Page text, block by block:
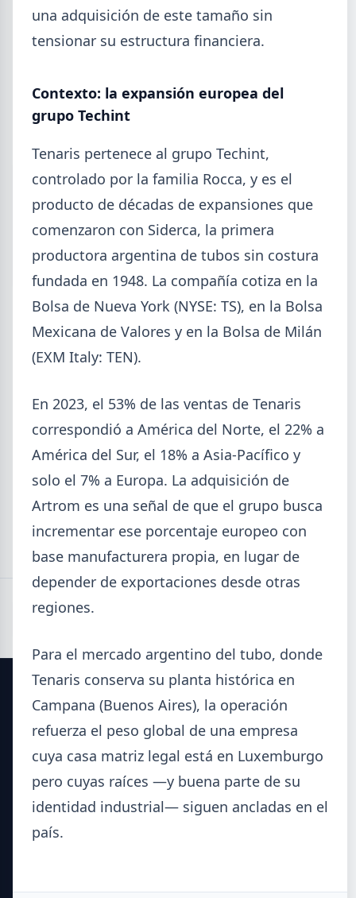
SUSCRIPCIÓN A SIDERDATO
Recibí el reporte semanal más actualizado de novedades
metalúrgicas directo a tu mail o celular.
SIDERDATO
El portal líder en información para la industria siderúrgica
y el mercado del acero en Argentina.
Secciones
Noticias del Sector
una adquisición de este tamaño sin
tensionar su estructura financiera.
Contexto: la expansión europea del
grupo Techint
Tenaris pertenece al grupo Techint,
controlado por la familia Rocca, y es el
producto de décadas de expansiones que
comenzaron con Siderca, la primera
productora argentina de tubos sin costura
fundada en 1948. La compañía cotiza en la
Bolsa de Nueva York (NYSE: TS), en la Bolsa
Mexicana de Valores y en la Bolsa de Milán
(EXM Italy: TEN).
En 2023, el 53% de las ventas de Tenaris
correspondió a América del Norte, el 22% a
América del Sur, el 18% a Asia-Pacífico y
solo el 7% a Europa. La adquisición de
Artrom es una señal de que el grupo busca
incrementar ese porcentaje europeo con
base manufacturera propia, en lugar de
depender de exportaciones desde otras
regiones.
Para el mercado argentino del tubo, donde
Tenaris conserva su planta histórica en
Campana (Buenos Aires), la operación
refuerza el peso global de una empresa
cuya casa matriz legal está en Luxemburgo
pero cuyas raíces —y buena parte de su
identidad industrial— siguen ancladas en el
país.